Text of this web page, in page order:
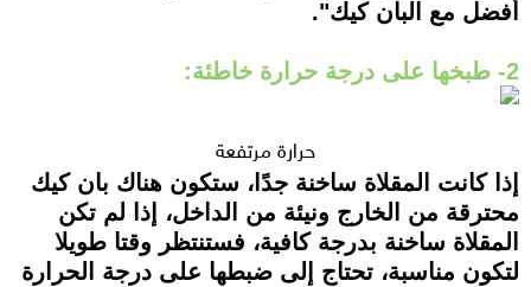
أفضل مع البان كيك".
2- طبخها على درجة حرارة خاطئة:
حرارة مرتفعة
إذا كانت المقلاة ساخنة جدًا، ستكون هناك بان كيك
محترقة من الخارج ونيئة من الداخل، إذا لم تكن
المقلاة ساخنة بدرجة كافية، فستنتظر وقتا طويلا
لتكون مناسبة، تحتاج إلى ضبطها على درجة الحرارة